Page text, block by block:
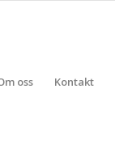
oss Kontakt